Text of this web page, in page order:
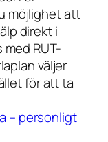
möjlighet att
direkt i
RUT-
väljer
för att ta
– personligt